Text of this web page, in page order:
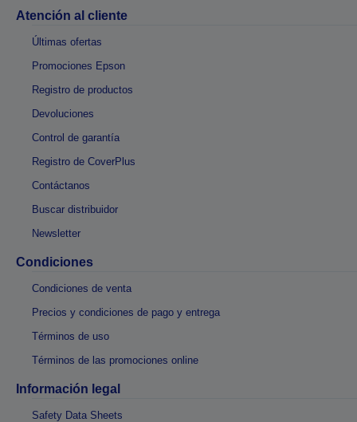
Atención al cliente
Últimas ofertas
Promociones Epson
Registro de productos
Devoluciones
Control de garantía
Registro de CoverPlus
Contáctanos
Buscar distribuidor
Newsletter
Condiciones
Condiciones de venta
Precios y condiciones de pago y entrega
Términos de uso
Términos de las promociones online
Información legal
Safety Data Sheets